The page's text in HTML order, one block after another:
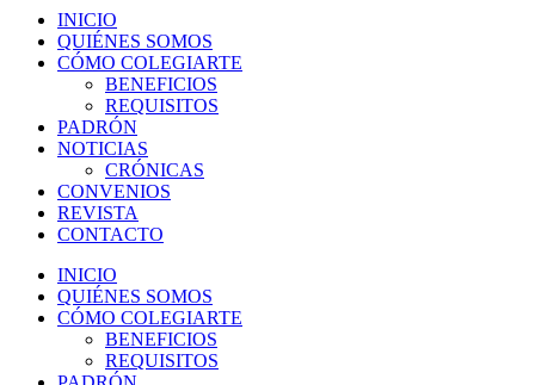
INICIO
QUIÉNES SOMOS
CÓMO COLEGIARTE
BENEFICIOS
REQUISITOS
PADRÓN
NOTICIAS
CRÓNICAS
CONVENIOS
REVISTA
CONTACTO
INICIO
QUIÉNES SOMOS
CÓMO COLEGIARTE
BENEFICIOS
REQUISITOS